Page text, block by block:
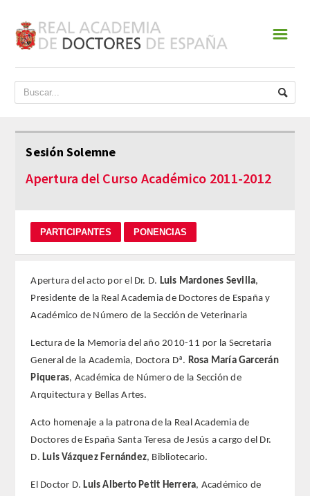
ACADEMIA
DATOS HISTÓRICOS
JUNTA DE GOBIERNO
REGLAMENTO
FUNDACIÓN LIBERADE
SECCIONES
TEOLOGÍA
☰
Sesión Solemne
Apertura del Curso Académico 2011-2012
Apertura del acto por el Dr. D. Luis Mardones Sevilla,
Presidente de la Real Academia de Doctores de España y
Académico de Número de la Sección de Veterinaria
Lectura de la Memoria del año 2010-11 por la Secretaria
General de la Academia, Doctora Dª. Rosa María Garcerán
Piqueras, Académica de Número de la Sección de
Arquitectura y Bellas Artes.
Acto homenaje a la patrona de la Real Academia de
Doctores de España Santa Teresa de Jesús a cargo del Dr.
D. Luis Vázquez Fernández, Bibliotecario.
El Doctor D. Luis Alberto Petit Herrera, Académico de